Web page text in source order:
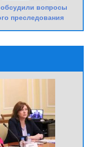
вопросы
преследования